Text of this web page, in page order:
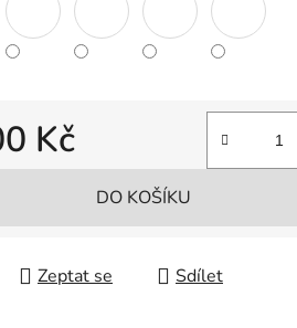
Kč
DO KOŠÍKU
Zeptat se Sdílet